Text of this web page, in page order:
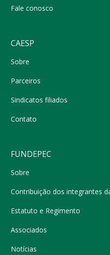
Fale conosco
CAESP
Sobre
Parceiros
Sindicatos filiados
Contato
FUNDEPEC
Sobre
Contribuição dos integrantes
Estatuto e Regimento
Associados
Notícias